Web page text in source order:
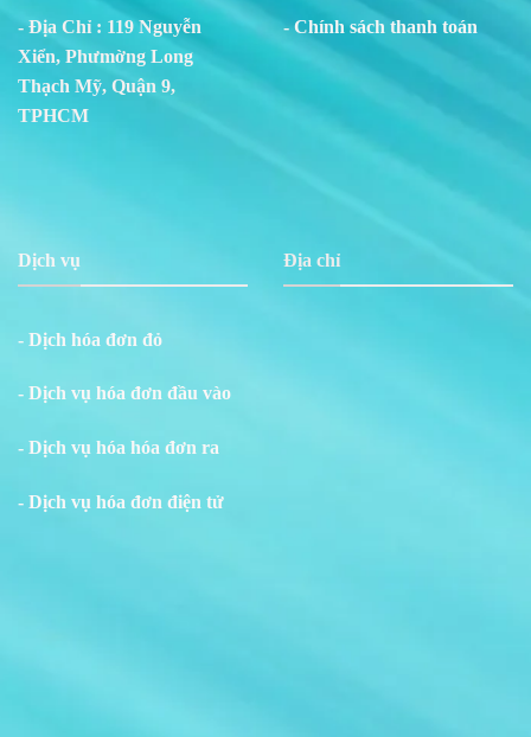
- Địa Chỉ : 119 Nguyễn
Xiển, Phưmờng Long
Thạch Mỹ, Quận 9,
TPHCM
- Chính sách thanh toán
Dịch vụ
- Dịch hóa đơn đỏ
- Dịch vụ hóa đơn đầu vào
- Dịch vụ hóa hóa đơn ra
- Dịch vụ hóa đơn điện tử
Địa chỉ